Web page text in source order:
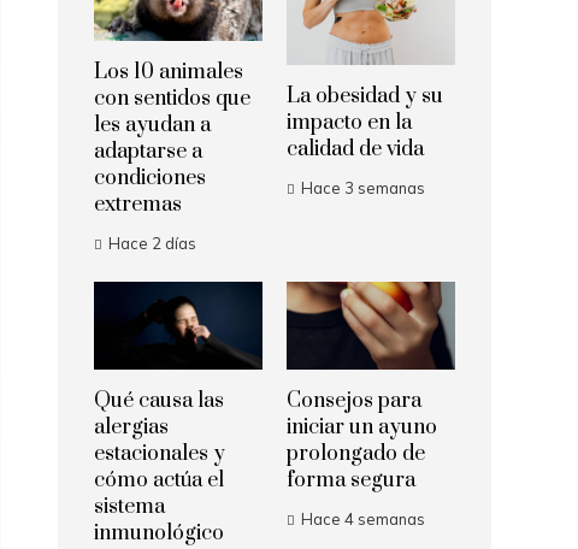
Los 10 animales
con sentidos que
les ayudan a
adaptarse a
condiciones
extremas
Hace 2 días
La obesidad y su
impacto en la
calidad de vida
Hace 3 semanas
Qué causa las
alergias
estacionales y
cómo actúa el
sistema
inmunológico
Consejos para
iniciar un ayuno
prolongado de
forma segura
Hace 4 semanas